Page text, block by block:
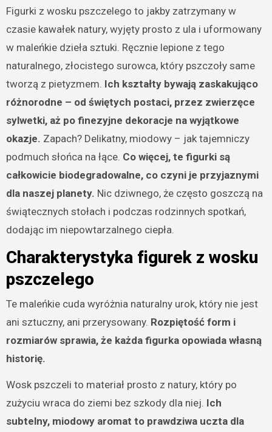
Figurki z wosku pszczelego to jakby zatrzymany w
czasie kawałek natury, wyjęty prosto z ula i uformowany
w maleńkie dzieła sztuki. Ręcznie lepione z tego
naturalnego, złocistego surowca, który pszczoły same
tworzą z pietyzmem. Ich kształty bywają zaskakująco
różnorodne – od świętych postaci, przez zwierzęce
sylwetki, aż po finezyjne dekoracje na wyjątkowe
okazje. Zapach? Delikatny, miodowy – jak tajemniczy
podmuch słońca na łące. Co więcej, te figurki są
całkowicie biodegradowalne, co czyni je przyjaznymi
dla naszej planety. Nic dziwnego, że często goszczą na
świątecznych stołach i podczas rodzinnych spotkań,
dodając im niepowtarzalnego ciepła.
Charakterystyka figurek z wosku
pszczelego
Te maleńkie cuda wyróżnia naturalny urok, który nie jest
ani sztuczny, ani przerysowany. Rozpiętość form i
rozmiarów sprawia, że każda figurka opowiada własną
historię.
Wosk pszczeli to materiał prosto z natury, który po
zużyciu wraca do ziemi bez szkody dla niej. Ich
subtelny, miodowy aromat to prawdziwa uczta dla